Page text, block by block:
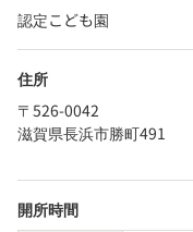
認定こども園
住所
〒526-0042
滋賀県長浜市勝町491
開所時間